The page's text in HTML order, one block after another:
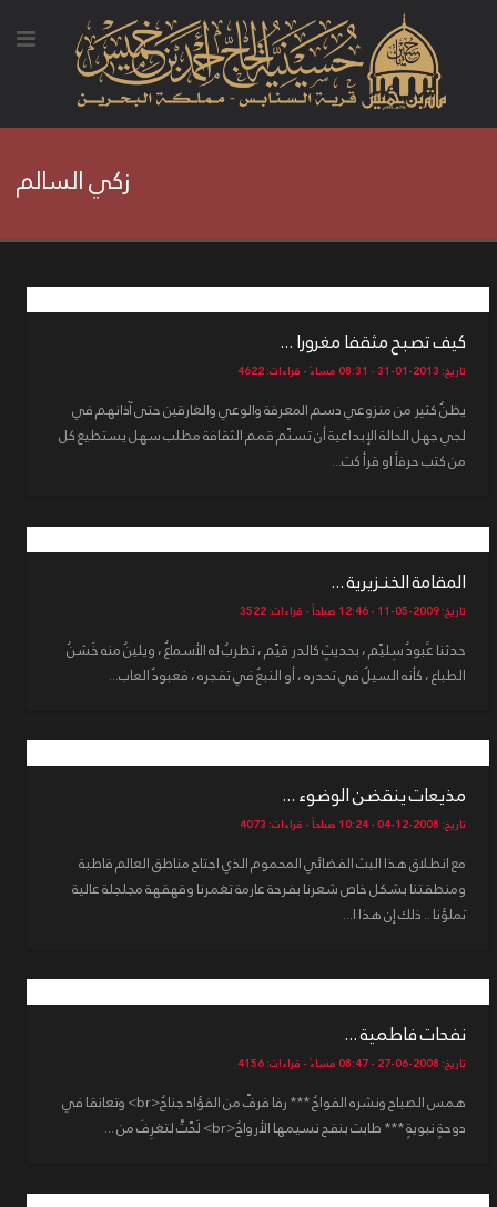
زكي السالم
كيف تصبح مثقفا مغرورا ...
تاريخ: 2013-01-31 - 08:31 مساءً - قراءات: 4622
يظنُ كثير من منزوعي دسم المعرفة والوعي والغارقين حتى آذانهم في
لجي جهل الحالة الإبداعية أن تسنّم قمم الثقافة مطلب سهل يستطيع كل
من كتب حرفاً او قرأ كت...
المقامة الخنـزيرية ...
تاريخ: 2009-05-11 - 12:46 صباحاً - قراءات: 3522
حدثنا عًبودُ سِليّم ، بحديثٍ كالدر قيّم ، تطربُ له الأسماعُ ، ويلينُ منه خَشنُ
الطباع ، كأنه السيلُ في تحدره ، أو النبعُ في تفجره ، فعبودُ العاب...
مذيعات ينقضن الوضوء ...
تاريخ: 2008-12-04 - 10:24 صباحاً - قراءات: 4073
مع انطلاق هذا البث الفضائي المحموم الذي اجتاح مناطق العالم قاطبة
ومنطقتنا بشكل خاص شعرنا بفرحة عارمة تغمرنا وقهقهة مجلجلة عالية
تملؤنا .. ذلك إن هذا ا...
نفحات فاطمية ...
تاريخ: 2008-06-27 - 08:47 مساءً - قراءات: 4156
همس الصباح ونشره الفواحُ *** رفا فرفّ من الفؤاد جناحُ<br> وتعانقا في
دوحةٍ نبويةٍ *** طابت بنفح نسيمها الأرواحُ<br> لَحّتْ لتغرِفَ من ...